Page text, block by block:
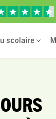
scolaire